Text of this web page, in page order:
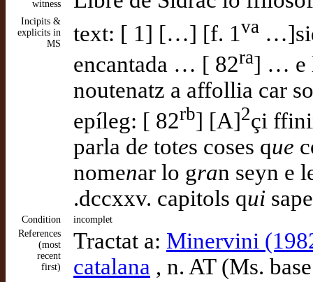
witness
Incipits &
explicits in
MS
text: [ 1] […] [f. 1va
encantada … [ 82ra] … e
noutenatz a affollia car
epíleg: [ 82rb] [A]2çi
parla de totes coses que
nomenar lo gran seyn e
.dccxxv. capitols qui
Condition
incomplet
References
(most
recent
first)
Tractat a: Minervini
catalana , n. AT (Ms.